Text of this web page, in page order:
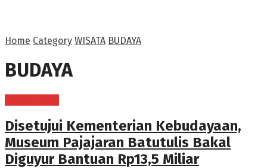
Home Category WISATA BUDAYA
BUDAYA
Disetujui Kementerian Kebudayaan,
Museum Pajajaran Batutulis Bakal
Diguyur Bantuan Rp13,5 Miliar